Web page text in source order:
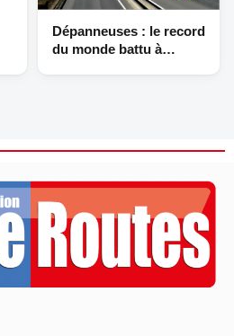
Dépanneuses : le record
du monde battu à